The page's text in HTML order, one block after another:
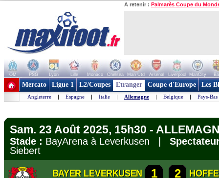
A retenir : Palmarès Coupe du
OM PSG Lyon Lille Monaco Chelsea Man Utd Arsenal Liverpool ManCity
+ de clubs
Mercato Ligue 1 L2/Coupes Etranger Coupe d'Europe Les
Angleterre | Espagne | Italie | Allemagne | Belgique | Pays-Bas
Sam. 23 Août 2025, 15h30 -
Stade : BayArena à Leverkusen |
Siebert
BAYER LEVERKUSEN 1 2